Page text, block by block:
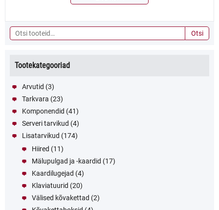
Otsi: Otsi
Tootekategooriad
Arvutid (3)
Tarkvara (23)
Komponendid (41)
Serveri tarvikud (4)
Lisatarvikud (174)
Hiired (11)
Mälupulgad ja -kaardid (17)
Kaardilugejad (4)
Klaviatuurid (20)
Välised kõvakettad (2)